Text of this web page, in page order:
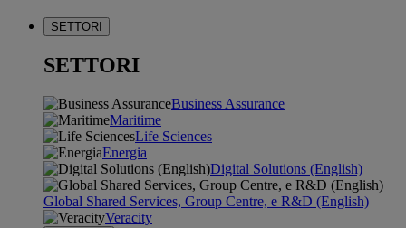
SETTORI
SETTORI
Business Assurance
Maritime
Life Sciences
Energia
Digital Solutions (English)
Global Shared Services, Group Centre, e R&D (English)
Veracity